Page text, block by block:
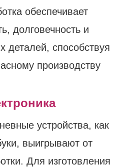
обеспечивает
долговечность и
деталей, способствуя
производству
устройства, как
выигрывают от
Для изготовления